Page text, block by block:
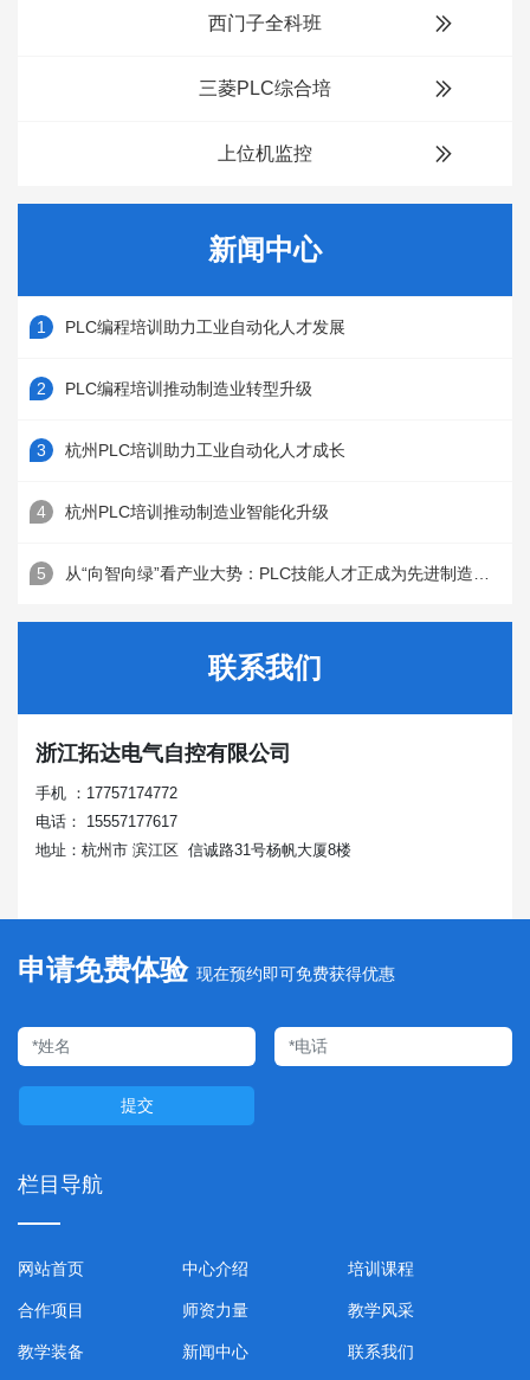
西门子全科班
三菱PLC综合培
上位机监控
新闻中心
PLC编程培训助力工业自动化人才发展
PLC编程培训推动制造业转型升级
杭州PLC培训助力工业自动化人才成长
杭州PLC培训推动制造业智能化升级
从“向智向绿”看产业大势：PLC技能人才正成为先进制造的关键支点
联系我们
浙江拓达电气自控有限公司
手机 ：17757174772
电话： 15557177617
地址：杭州市 滨江区 信诚路31号杨帆大厦8楼
申请免费体验 现在预约即可免费获得优惠
提交
栏目导航
网站首页 中心介绍 培训课程
合作项目 师资力量 教学风采
教学装备 新闻中心 联系我们